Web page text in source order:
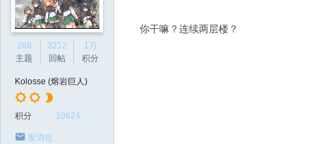
288
主题
3212
回帖
1万
积分
Kolosse (熔岩巨人)
积分 10624
发消息
你干嘛？连续两层楼？